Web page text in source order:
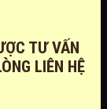
TƯ VẤN
LIÊN HỆ